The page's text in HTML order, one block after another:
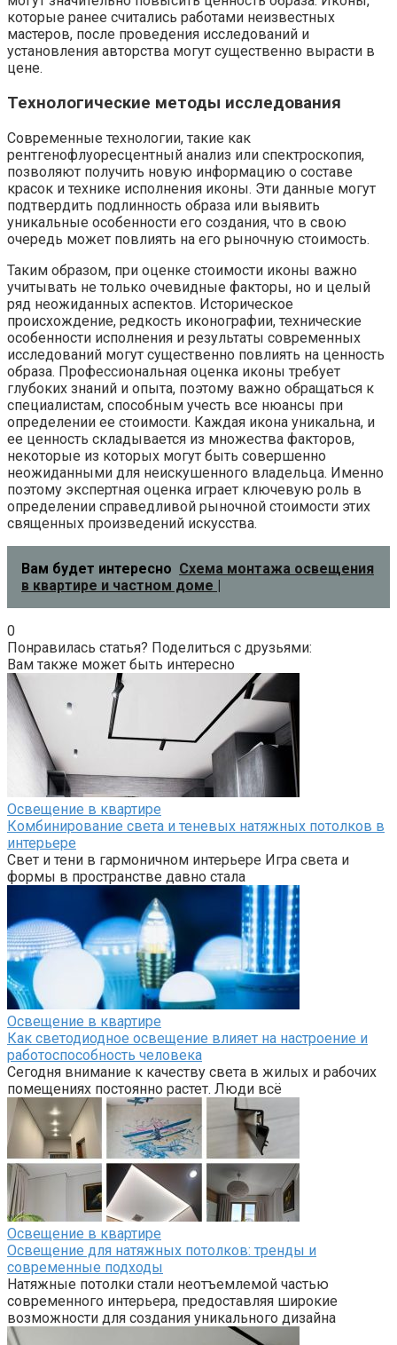
которые ранее считались работами неизвестных
мастеров, после проведения исследований и
установления авторства могут существенно вырасти в
цене.
Технологические методы исследования
Современные технологии, такие как
рентгенофлуоресцентный анализ или спектроскопия,
позволяют получить новую информацию о составе
красок и технике исполнения иконы. Эти данные могут
подтвердить подлинность образа или выявить
уникальные особенности его создания, что в свою
очередь может повлиять на его рыночную стоимость.
Таким образом, при оценке стоимости иконы важно
учитывать не только очевидные факторы, но и целый
ряд неожиданных аспектов. Историческое
происхождение, редкость иконографии, технические
особенности исполнения и результаты современных
исследований могут существенно повлиять на ценность
образа. Профессиональная оценка иконы требует
глубоких знаний и опыта, поэтому важно обращаться к
специалистам, способным учесть все нюансы при
определении ее стоимости. Каждая икона уникальна, и
ее ценность складывается из множества факторов,
некоторые из которых могут быть совершенно
неожиданными для неискушенного владельца. Именно
поэтому экспертная оценка играет ключевую роль в
определении справедливой рыночной стоимости этих
священных произведений искусства.
Вам будет интересно Схема монтажа освещения
в квартире и частном доме |
0
Понравилась статья? Поделиться с друзьями:
Вам также может быть интересно
Освещение в квартире
Комбинирование света и теневых натяжных потолков в
интерьере
Свет и тени в гармоничном интерьере Игра света и
формы в пространстве давно стала
Освещение в квартире
Как светодиодное освещение влияет на настроение и
работоспособность человека
Сегодня внимание к качеству света в жилых и рабочих
помещениях постоянно растет. Люди всё
Освещение в квартире
Освещение для натяжных потолков: тренды и
современные подходы
Натяжные потолки стали неотъемлемой частью
современного интерьера, предоставляя широкие
возможности для создания уникального дизайна